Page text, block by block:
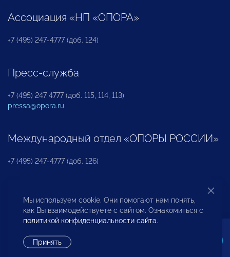
Ассоциация «НП «ОПОРА»
+7 (495) 247-4777 (доб. 124)
Пресс-служба
+7 (495) 247 4777 (доб. 115, 114, 113)
pressa@opora.ru
Международный отдел «ОПОРЫ РОССИИ»
+7 (495) 247-4777 (доб. 126)
Бюро по защите прав предпринимателей и
инвесторов
Мы используем cookie. Они помогают нам понять,
как Вы взаимодействуете с сайтом. Ознакомиться с
политикой конфиденциальности сайта.
Принять